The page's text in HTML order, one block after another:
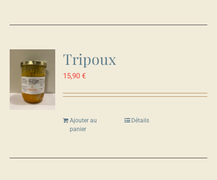
Tripoux
15,90€
Ajouter au
panier
Détails